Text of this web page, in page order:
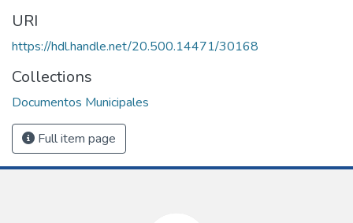
URI
https://hdl.handle.net/20.500.14471/30168
Collections
Documentos Municipales
Full item page